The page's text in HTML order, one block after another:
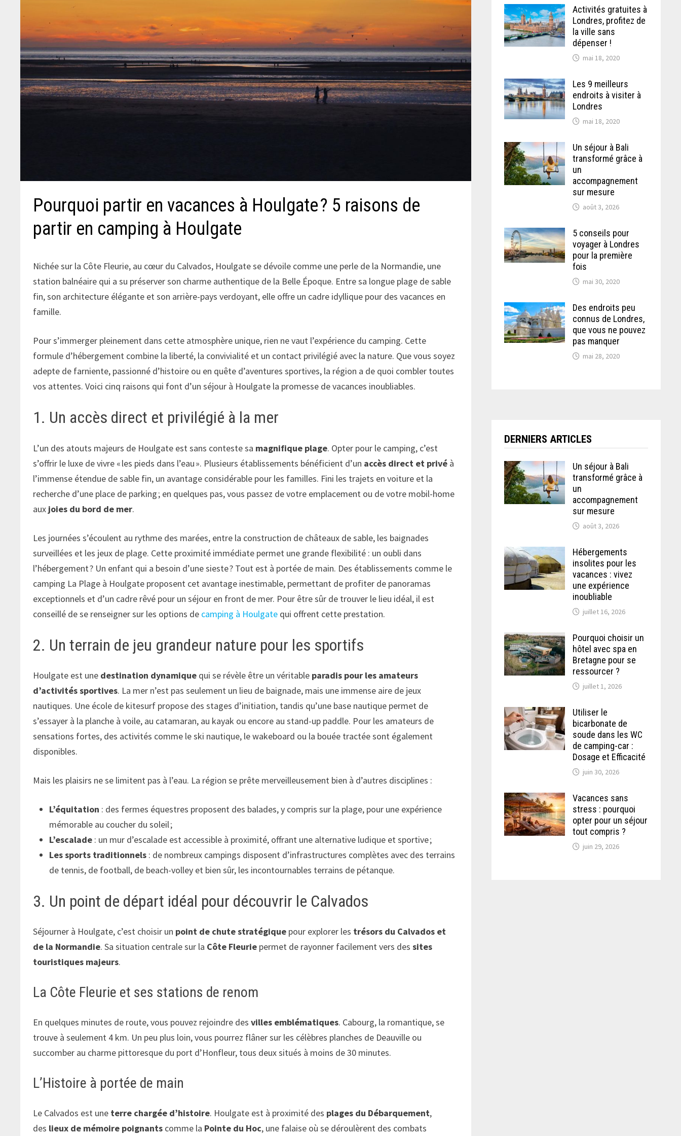
Pourquoi partir en vacances à Houlgate ? 5 raisons de
partir en camping à Houlgate
Nichée sur la Côte Fleurie, au cœur du Calvados, Houlgate se dévoile comme une perle de la Normandie, une
station balnéaire qui a su préserver son charme authentique de la Belle Époque. Entre sa longue plage de sable
fin, son architecture élégante et son arrière-pays verdoyant, elle offre un cadre idyllique pour des vacances en
famille.
Pour s’immerger pleinement dans cette atmosphère unique, rien ne vaut l’expérience du camping. Cette
formule d’hébergement combine la liberté, la convivialité et un contact privilégié avec la nature. Que vous soyez
adepte de farniente, passionné d’histoire ou en quête d’aventures sportives, la région a de quoi combler toutes
vos attentes. Voici cinq raisons qui font d’un séjour à Houlgate la promesse de vacances inoubliables.
1. Un accès direct et privilégié à la mer
L’un des atouts majeurs de Houlgate est sans conteste sa magnifique plage. Opter pour le camping, c’est
s’offrir le luxe de vivre « les pieds dans l’eau ». Plusieurs établissements bénéficient d’un accès direct et privé à
l’immense étendue de sable fin, un avantage considérable pour les familles. Fini les trajets en voiture et la
recherche d’une place de parking ; en quelques pas, vous passez de votre emplacement ou de votre mobil-home
aux joies du bord de mer.
Les journées s’écoulent au rythme des marées, entre la construction de châteaux de sable, les baignades
surveillées et les jeux de plage. Cette proximité immédiate permet une grande flexibilité : un oubli dans
l’hébergement ? Un enfant qui a besoin d’une sieste ? Tout est à portée de main. Des établissements comme le
camping La Plage à Houlgate proposent cet avantage inestimable, permettant de profiter de panoramas
exceptionnels et d’un cadre rêvé pour un séjour en front de mer. Pour être sûr de trouver le lieu idéal, il est
conseillé de se renseigner sur les options de camping à Houlgate qui offrent cette prestation.
2. Un terrain de jeu grandeur nature pour les sportifs
Houlgate est une destination dynamique qui se révèle être un véritable paradis pour les amateurs
d’activités sportives. La mer n’est pas seulement un lieu de baignade, mais une immense aire de jeux
nautiques. Une école de kitesurf propose des stages d’initiation, tandis qu’une base nautique permet de
s’essayer à la planche à voile, au catamaran, au kayak ou encore au stand-up paddle. Pour les amateurs de
sensations fortes, des activités comme le ski nautique, le wakeboard ou la bouée tractée sont également
disponibles.
Mais les plaisirs ne se limitent pas à l’eau. La région se prête merveilleusement bien à d’autres disciplines :
L’équitation : des fermes équestres proposent des balades, y compris sur la plage, pour une expérience
mémorable au coucher du soleil ;
L’escalade : un mur d’escalade est accessible à proximité, offrant une alternative ludique et sportive ;
Les sports traditionnels : de nombreux campings disposent d’infrastructures complètes avec des terrains
de tennis, de football, de beach-volley et bien sûr, les incontournables terrains de pétanque.
3. Un point de départ idéal pour découvrir le Calvados
Séjourner à Houlgate, c’est choisir un point de chute stratégique pour explorer les trésors du Calvados et
de la Normandie. Sa situation centrale sur la Côte Fleurie permet de rayonner facilement vers dessites
touristiques majeurs.
La Côte Fleurie et ses stations de renom
En quelques minutes de route, vous pouvez rejoindre desvilles emblématiques. Cabourg, la romantique, se
trouve à seulement 4 km. Un peu plus loin, vous pourrez flâner sur les célèbres planches de Deauville ou
succomber au charme pittoresque du port d’Honfleur, tous deux situés à moins de 30 minutes.
L’Histoire à portée de main
Le Calvados est une terre chargée d’histoire. Houlgate est à proximité des plages du Débarquement,
des lieux de mémoire poignants comme la Pointe du Hoc, une falaise où se déroulèrent des combats
Activités gratuites à
Londres, profitez de
la ville sans
dépenser !
mai 18, 2020
Les 9 meilleurs
endroits à visiter à
Londres
mai 18, 2020
Un séjour à Bali
transformé grâce à
un
accompagnement
sur mesure
août 3, 2026
5 conseils pour
voyager à Londres
pour la première
fois
mai 30, 2020
Des endroits peu
connus de Londres,
que vous ne pouvez
pas manquer
mai 28, 2020
DERNIERS ARTICLES
Un séjour à Bali
transformé grâce à
un
accompagnement
sur mesure
août 3, 2026
Hébergements
insolites pour les
vacances : vivez
une expérience
inoubliable
juillet 16, 2026
Pourquoi choisir un
hôtel avec spa en
Bretagne pour se
ressourcer ?
juillet 1, 2026
Utiliser le
bicarbonate de
soude dans les WC
de camping-car :
Dosage et Efficacité
juin 30, 2026
Vacances sans
stress : pourquoi
opter pour un séjour
tout compris ?
juin 29, 2026